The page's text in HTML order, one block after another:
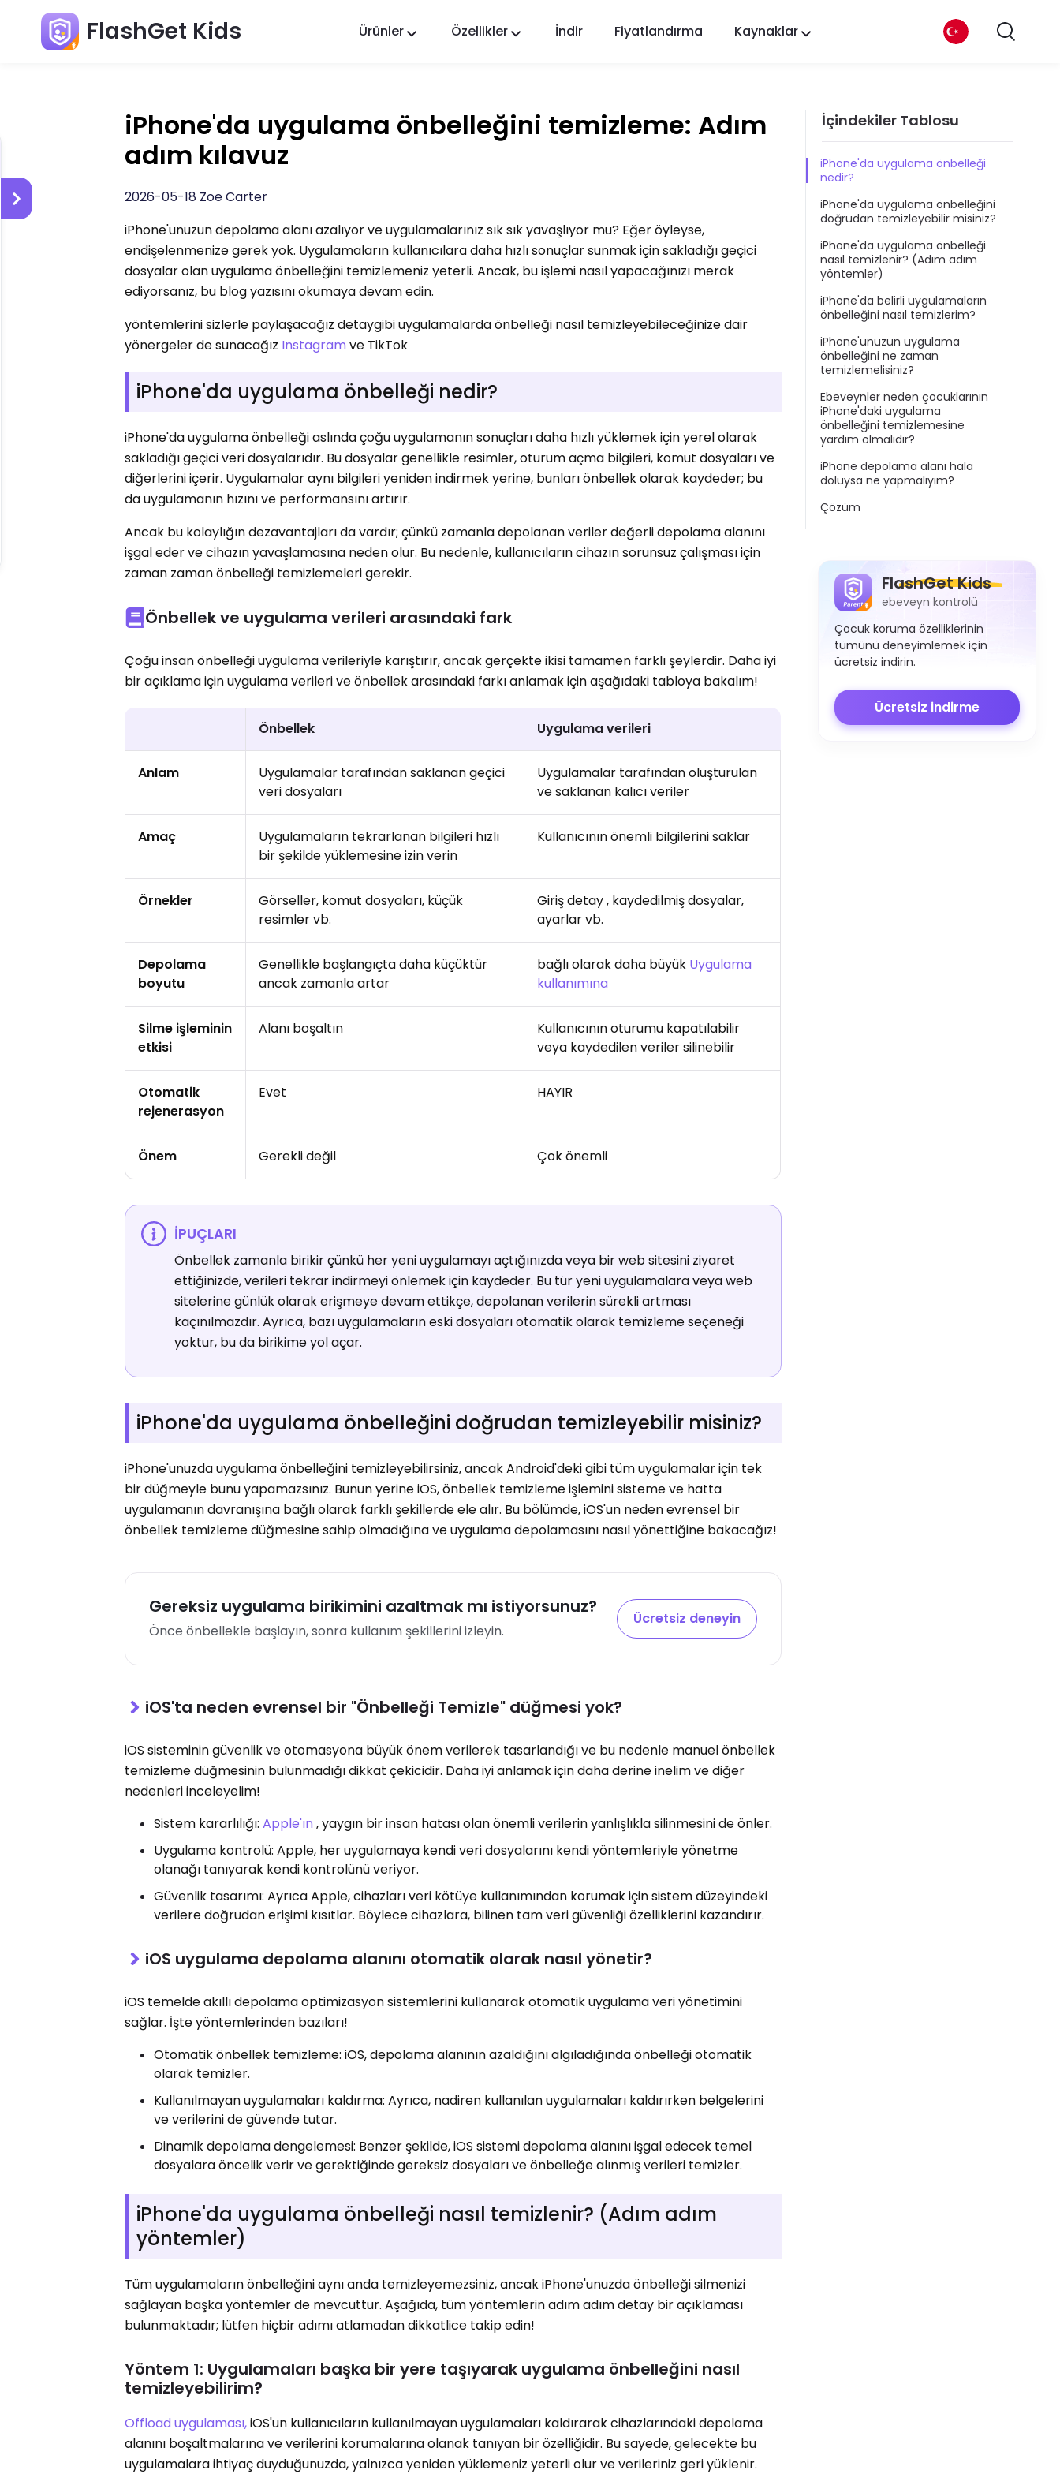
FlashGet Kids Ürünler
FlashGet Finder
Özellikler İndir Fiyatlandırma Kaynaklar
iPhone'da uygulama önbelleğini temizleme: Adım
adım kılavuz
2026-05-18 Zoe Carter
iPhone'unuzun depolama alanı azalıyor ve uygulamalarınız sık sık yavaşlıyor mu? Eğer öyleyse,
endişelenmenize gerek yok. Uygulamaların kullanıcılara daha hızlı sonuçlar sunmak için sakladığı geçici
dosyalar olan uygulama önbelleğini temizlemeniz yeterli. Ancak, bu işlemi nasıl yapacağınızı merak
ediyorsanız, bu blog yazısını okumaya devam edin.
yöntemlerini sizlerle paylaşacağız detaygibi uygulamalarda önbelleği nasıl temizleyebileceğinize dair
yönergeler de sunacağız Instagram ve TikTok
iPhone'da uygulama önbelleği nedir?
iPhone'da uygulama önbelleği aslında çoğu uygulamanın sonuçları daha hızlı yüklemek için yerel olarak
sakladığı geçici veri dosyalarıdır. Bu dosyalar genellikle resimler, oturum açma bilgileri, komut dosyaları ve
diğerlerini içerir. Uygulamalar aynı bilgileri yeniden indirmek yerine, bunları önbellek olarak kaydeder; bu
da uygulamanın hızını ve performansını artırır.
Ancak bu kolaylığın dezavantajları da vardır; çünkü zamanla depolanan veriler değerli depolama alanını
işgal eder ve cihazın yavaşlamasına neden olur. Bu nedenle, kullanıcıların cihazın sorunsuz çalışması için
zaman zaman önbelleği temizlemeleri gerekir.
Önbellek ve uygulama verileri arasındaki fark
Çoğu insan önbelleği uygulama verileriyle karıştırır, ancak gerçekte ikisi tamamen farklı şeylerdir. Daha iyi
bir açıklama için uygulama verileri ve önbellek arasındaki farkı anlamak için aşağıdaki tabloya bakalım!
Önbellek Uygulama verileri
Anlam
Uygulamalar tarafından saklanan geçici
veri dosyaları
Uygulamalar tarafından oluşturulan
ve saklanan kalıcı veriler
Amaç
Uygulamaların tekrarlanan bilgileri hızlı
bir şekilde yüklemesine izin verin
Kullanıcının önemli bilgilerini saklar
Örnekler
Görseller, komut dosyaları, küçük
resimler vb.
Giriş detay , kaydedilmiş dosyalar,
ayarlar vb.
Depolama
boyutu
Genellikle başlangıçta daha küçüktür
ancak zamanla artar
bağlı olarak daha büyük Uygulama
kullanımına
Silme işleminin
etkisi
Alanı boşaltın
Kullanıcının oturumu kapatılabilir
veya kaydedilen veriler silinebilir
Otomatik
rejenerasyon
Evet HAYIR
Önem Gerekli değil Çok önemli
İPUÇLARI
Önbellek zamanla birikir çünkü her yeni uygulamayı açtığınızda veya bir web sitesini ziyaret
ettiğinizde, verileri tekrar indirmeyi önlemek için kaydeder. Bu tür yeni uygulamalara veya web
sitelerine günlük olarak erişmeye devam ettikçe, depolanan verilerin sürekli artması
kaçınılmazdır. Ayrıca, bazı uygulamaların eski dosyaları otomatik olarak temizleme seçeneği
yoktur, bu da birikime yol açar.
iPhone'da uygulama önbelleğini doğrudan temizleyebilir misiniz?
iPhone'unuzda uygulama önbelleğini temizleyebilirsiniz, ancak Android'deki gibi tüm uygulamalar için tek
bir düğmeyle bunu yapamazsınız. Bunun yerine iOS, önbellek temizleme işlemini sisteme ve hatta
uygulamanın davranışına bağlı olarak farklı şekillerde ele alır. Bu bölümde, iOS'un neden evrensel bir
önbellek temizleme düğmesine sahip olmadığına ve uygulama depolamasını nasıl yönettiğine bakacağız!
Gereksiz uygulama birikimini azaltmak mı istiyorsunuz?
Önce önbellekle başlayın, sonra kullanım şekillerini izleyin.
Ücretsiz deneyin
iOS'ta neden evrensel bir "Önbelleği Temizle" düğmesi yok?
iOS sisteminin güvenlik ve otomasyona büyük önem verilerek tasarlandığı ve bu nedenle manuel önbellek
temizleme düğmesinin bulunmadığı dikkat çekicidir. Daha iyi anlamak için daha derine inelim ve diğer
nedenleri inceleyelim!
Sistem kararlılığı:Apple'ın , yaygın bir insan hatası olan önemli verilerin yanlışlıkla silinmesini de önler.
Uygulama kontrolü: Apple, her uygulamaya kendi veri dosyalarını kendi yöntemleriyle yönetme
olanağı tanıyarak kendi kontrolünü veriyor.
Güvenlik tasarımı: Ayrıca Apple, cihazları veri kötüye kullanımından korumak için sistem düzeyindeki
verilere doğrudan erişimi kısıtlar. Böylece cihazlara, bilinen tam veri güvenliği özelliklerini kazandırır.
iOS uygulama depolama alanını otomatik olarak nasıl yönetir?
iOS temelde akıllı depolama optimizasyon sistemlerini kullanarak otomatik uygulama veri yönetimini
sağlar. İşte yöntemlerinden bazıları!
Otomatik önbellek temizleme: iOS, depolama alanının azaldığını algıladığında önbelleği otomatik
olarak temizler.
Kullanılmayan uygulamaları kaldırma: Ayrıca, nadiren kullanılan uygulamaları kaldırırken belgelerini
ve verilerini de güvende tutar.
Dinamik depolama dengelemesi: Benzer şekilde, iOS sistemi depolama alanını işgal edecek temel
dosyalara öncelik verir ve gerektiğinde gereksiz dosyaları ve önbelleğe alınmış verileri temizler.
iPhone'da uygulama önbelleği nasıl temizlenir? (Adım adım
yöntemler)
Tüm uygulamaların önbelleğini aynı anda temizleyemezsiniz, ancak iPhone'unuzda önbelleği silmenizi
sağlayan başka yöntemler de mevcuttur. Aşağıda, tüm yöntemlerin adım adım detay bir açıklaması
bulunmaktadır; lütfen hiçbir adımı atlamadan dikkatlice takip edin!
Yöntem 1: Uygulamaları başka bir yere taşıyarak uygulama önbelleğini nasıl
temizleyebilirim?
Offload uygulaması,iOS'un kullanıcıların kullanılmayan uygulamaları kaldırarak cihazlarındaki depolama
alanını boşaltmalarına ve verilerini korumalarına olanak tanıyan bir özelliğidir. Bu sayede, gelecekte bu
uygulamalara ihtiyaç duyduğunuzda, yalnızca yeniden yüklemeniz yeterli olur ve verileriniz geri yüklenir.
İçindekiler Tablosu
iPhone'da uygulama önbelleği
nedir?
iPhone'da uygulama önbelleğini
doğrudan temizleyebilir misiniz?
iPhone'da uygulama önbelleği
nasıl temizlenir? (Adım adım
yöntemler)
iPhone'da belirli uygulamaların
önbelleğini nasıl temizlerim?
iPhone'unuzun uygulama
önbelleğini ne zaman
temizlemelisiniz?
Ebeveynler neden çocuklarının
iPhone'daki uygulama
önbelleğini temizlemesine
yardım olmalıdır?
iPhone depolama alanı hala
doluysa ne yapmalıyım?
Çözüm
FlashGet Kids
ebeveyn kontrolü
Çocuk koruma özelliklerinin
tümünü deneyimlemek için
ücretsiz indirin.
Ücretsiz indirme